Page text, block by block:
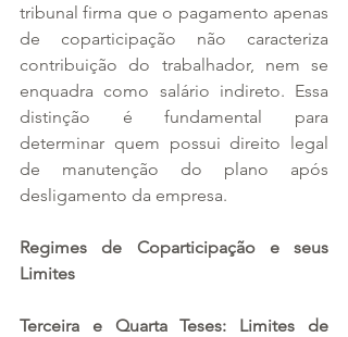
tribunal firma que o pagamento apenas
de coparticipação não caracteriza
contribuição do trabalhador, nem se
enquadra como salário indireto. Essa
distinção é fundamental para
determinar quem possui direito legal
de manutenção do plano após
desligamento da empresa.
Regimes de Coparticipação e seus
Limites
Terceira e Quarta Teses: Limites de